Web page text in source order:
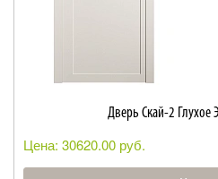
Дверь Скай-2 Глухое
Цена: 30620.00 руб.